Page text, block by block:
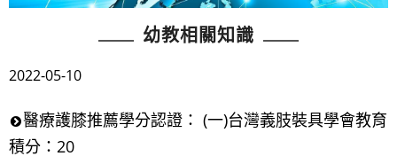
幼教相關知識
2022-05-10
醫療護膝推薦學分認證： (一)台灣義肢裝具學會教育
積分：20